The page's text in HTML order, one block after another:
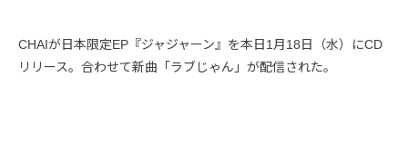
CHAIが日本限定EP『ジャジャーン』を本日1月18日（水）にCD
リリース。合わせて新曲「ラブじゃん」が配信された。